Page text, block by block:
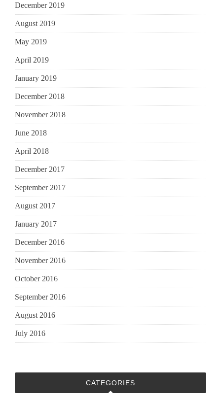
December 2019
August 2019
May 2019
April 2019
January 2019
December 2018
November 2018
June 2018
April 2018
December 2017
September 2017
August 2017
January 2017
December 2016
November 2016
October 2016
September 2016
August 2016
July 2016
CATEGORIES